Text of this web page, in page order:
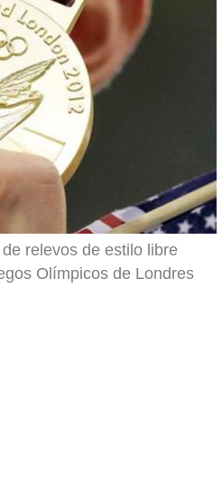
relevos de estilo libre
Olímpicos de Londres